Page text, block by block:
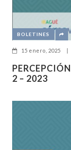
BOLETINES
15 enero, 2025
2 – 2023